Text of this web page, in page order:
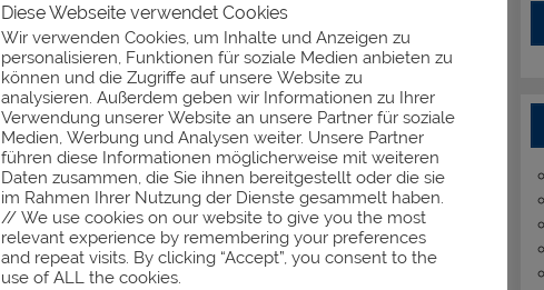
Diese Webseite verwendet Cookies
Wir verwenden Cookies, um Inhalte und Anzeigen zu
personalisieren, Funktionen für soziale Medien anbieten zu
können und die Zugriffe auf unsere Website zu
analysieren. Außerdem geben wir Informationen zu Ihrer
Verwendung unserer Website an unsere Partner für soziale
Medien, Werbung und Analysen weiter. Unsere Partner
führen diese Informationen möglicherweise mit weiteren
Daten zusammen, die Sie ihnen bereitgestellt oder die sie
im Rahmen Ihrer Nutzung der Dienste gesammelt haben.
// We use cookies on our website to give you the most
relevant experience by remembering your preferences
and repeat visits. By clicking “Accept”, you consent to the
use of ALL the cookies.